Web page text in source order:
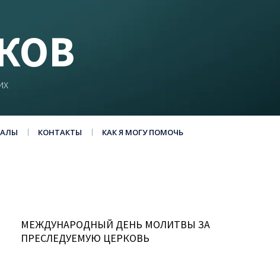
КОНТАКТЫ КАК Я МОГУ ПОМОЧЬ
МЕЖДУНАРОДНЫЙ ДЕНЬ МОЛИТВЫ ЗА
ПРЕСЛЕДУЕМУЮ ЦЕРКОВЬ